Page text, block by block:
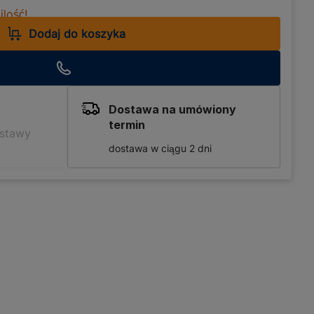
Dodaj do koszyka
Dostawa na umówiony
termin
dostawa w ciągu 2 dni
ogrodnictwa, który ceni
został